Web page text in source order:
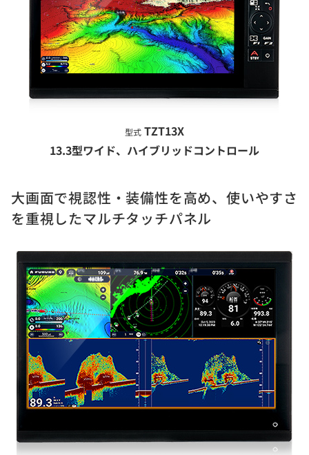
型式 TZT13X
13.3型ワイド、ハイブリッドコントロール
大画面で視認性・装備性を高め、使いやすさ
を重視したマルチタッチパネル